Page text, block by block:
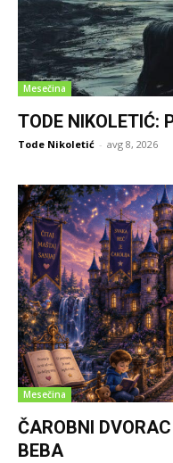
Mesečina
TODE NIKOLETIĆ:
Tode Nikoletić - avg 8, 2026
Mesečina
ČAROBNI
BEBA